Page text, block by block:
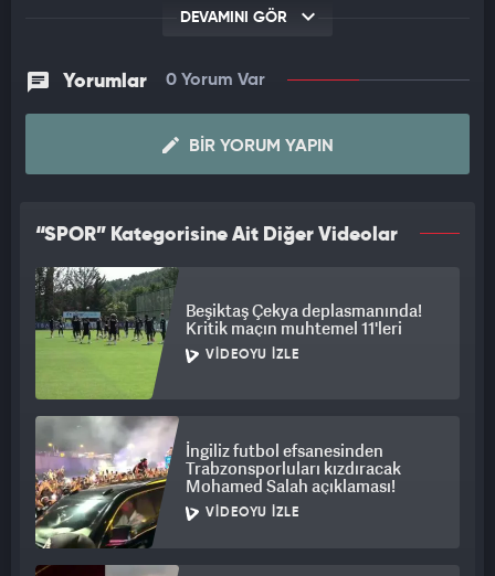
DEVAMINI GÖR
Yorumlar 0 Yorum Var
BIR YORUM YAPIN
“SPOR” Kategorisine Ait Diğer Videolar
Beşiktaş Çekya deplasmanında!
Kritik maçın muhtemel 11'leri
VIDEOYU İZLE
İngiliz futbol efsanesinden
Trabzonsporluları kızdıracak
Mohamed Salah açıklaması!
VIDEOYU İZLE